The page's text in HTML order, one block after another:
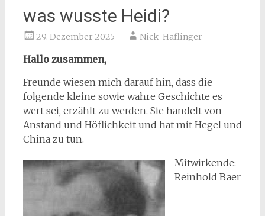
was wusste Heidi?
29. Dezember 2025 Nick_Haflinger
Hallo zusammen,
Freunde wiesen mich darauf hin, dass die
folgende kleine sowie wahre Geschichte es
wert sei, erzählt zu werden. Sie handelt von
Anstand und Höflichkeit und hat mit Hegel und
China zu tun.
Mitwirkende:
Reinhold Baer